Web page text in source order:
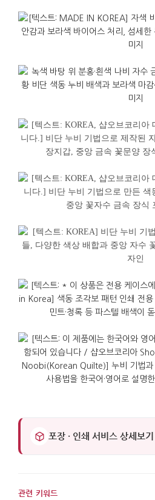
포장 · 인쇄 서비스 상세보기
관련 키워드